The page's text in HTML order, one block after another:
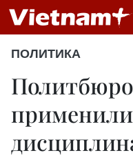
ПОЛИТИКА
применили